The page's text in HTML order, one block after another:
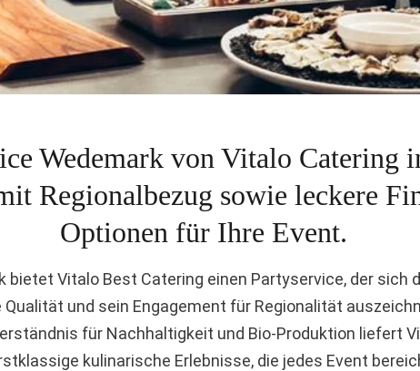
Catering Braunschweig
Wedemark von Vitalo Catering
Regionalbezug sowie leckere
Optionen für Ihre Event.
bietet Vitalo Best Catering einen Partyservice, der sich
Qualität und sein Engagement für Regionalität
für Nachhaltigkeit und Bio-Produktion liefert
kulinarische Erlebnisse, die jedes Event